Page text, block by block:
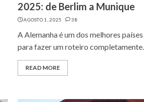
2025: de Berlim a Munique
AGOSTO 1, 2025 38
A Alemanha é um dos melhores
para fazer um roteiro
READ MORE